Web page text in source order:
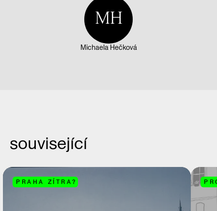
MH
Michaela Hečková
související
PRAHA ZÍTRA?